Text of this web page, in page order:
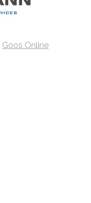
Goos Online